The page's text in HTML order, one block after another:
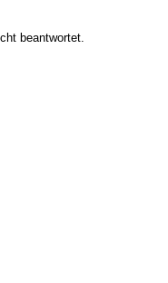
beantwortet.